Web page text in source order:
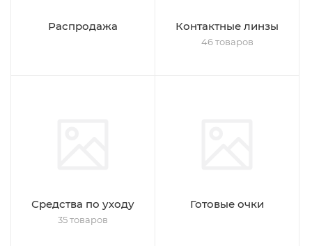
Распродажа Контактные линзы
46 товаров
Средства по уходу
35 товаров
Готовые очки